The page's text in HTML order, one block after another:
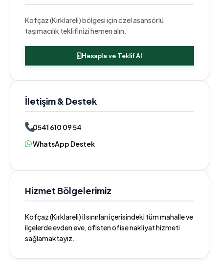
Kofçaz (Kırklareli) bölgesi için özel asansörlü
taşımacılık teklifinizi hemen alın.
Hesapla ve Teklif Al
İletişim & Destek
0541 610 09 54
WhatsApp Destek
Hizmet Bölgelerimiz
Kofçaz (Kırklareli) il sınırları içerisindeki tüm mahalle ve
ilçelerde evden eve, ofisten ofise nakliyat hizmeti
sağlamaktayız.